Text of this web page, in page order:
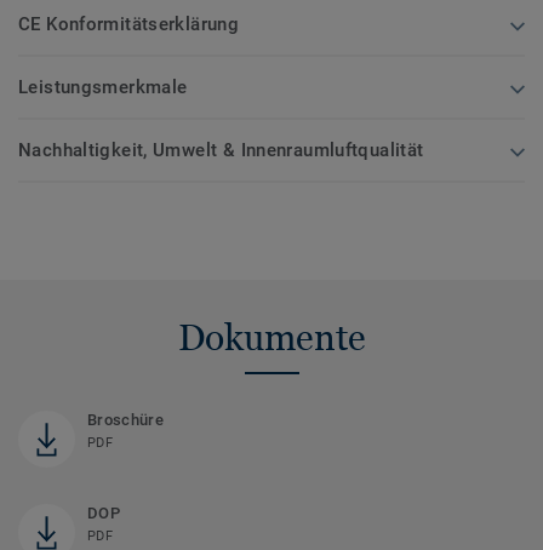
CE Konformitätserklärung
Leistungsmerkmale
Nachhaltigkeit, Umwelt & Innenraumluftqualität
Dokumente
Broschüre
PDF
DOP
PDF